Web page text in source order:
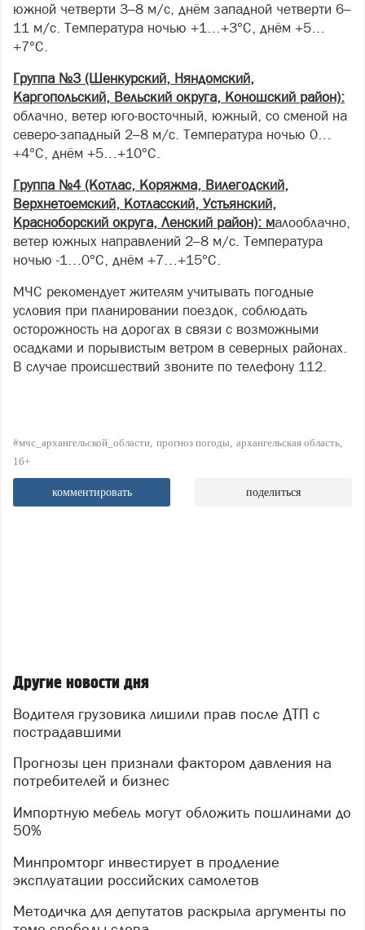
южной четверти 3–8 м/с, днём западной четверти 6–
11 м/с. Температура ночью +1…+3°С, днём +5…
+7°С.
Группа №3 (Шенкурский, Няндомский,
Каргопольский, Вельский округа, Коношский район):
облачно, ветер юго-восточный, южный, со сменой на
северо-западный 2–8 м/с. Температура ночью 0…
+4°С, днём +5…+10°С.
Группа №4 (Котлас, Коряжма, Вилегодский,
Верхнетоемский, Котласский, Устьянский,
Красноборский округа, Ленский район): малооблачно,
ветер южных направлений 2–8 м/с. Температура
ночью -1…0°С, днём +7…+15°С.
МЧС рекомендует жителям учитывать погодные
условия при планировании поездок, соблюдать
осторожность на дорогах в связи с возможными
осадками и порывистым ветром в северных районах.
В случае происшествий звоните по телефону 112.
#мчс_архангельской_области прогноз погоды архангельская область
16+
комментировать поделиться
Другие новости дня
Водителя грузовика лишили прав после ДТП с
пострадавшими
Прогнозы цен признали фактором давления на
потребителей и бизнес
Импортную мебель могут обложить пошлинами до
50%
Минпромторг инвестирует в продление
эксплуатации российских самолетов
Методичка для депутатов раскрыла аргументы по